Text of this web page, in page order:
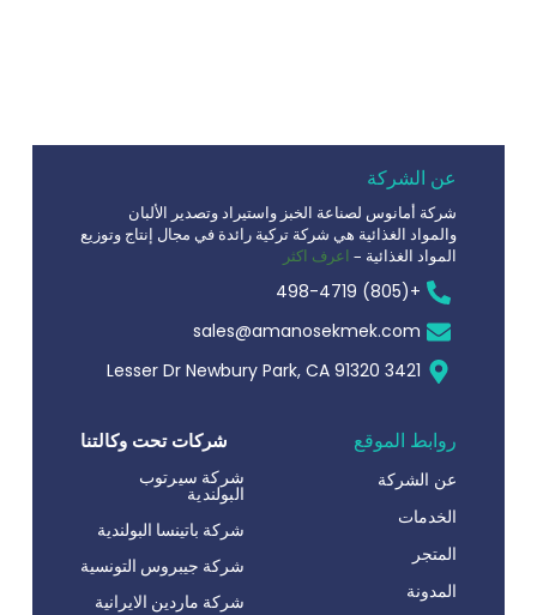
عن الشركة
شركة أمانوس لصناعة الخبز واستيراد وتصدير الألبان
والمواد الغذائية هي شركة تركية رائدة في مجال إنتاج وتوزيع
المواد الغذائية – اعرف اكثر
+(805) 498-4719
sales@amanosekmek.com
3421 Lesser Dr Newbury Park, CA 91320
روابط الموقع
عن الشركة
الخدمات
المتجر
المدونة
شركات تحت وكالتنا
شركة سيرتوب
البولندية
شركة باتينسا البولندية
شركة جيبروس التونسية
شركة ماردين الايرانية